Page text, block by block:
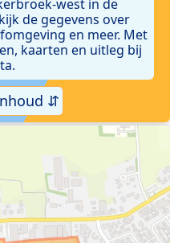
west in de
de gegevens over
en meer. Met
kaarten en uitleg bij
⇵